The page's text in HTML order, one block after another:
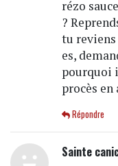
rézo
?
tu reviens
es,
pourquoi
procès en
Répondre
Sainte